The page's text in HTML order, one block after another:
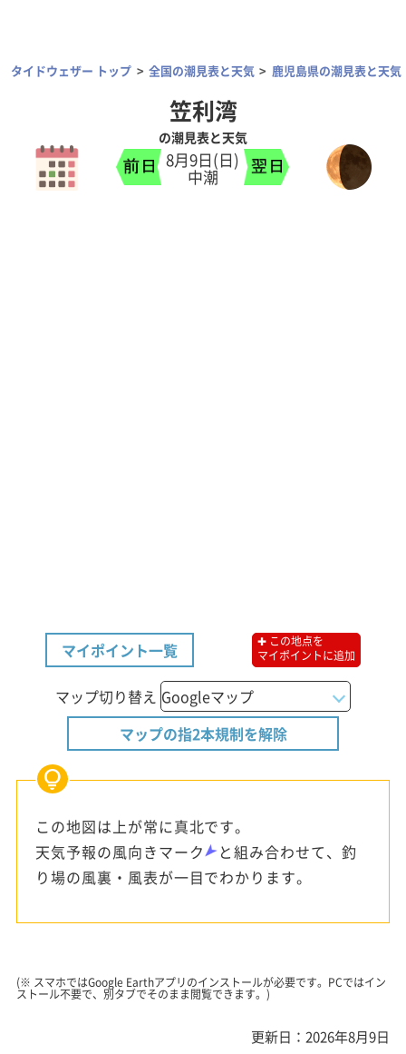
タイドウェザー トップ 全国の潮見表と天気 鹿児島県の潮見表と天気
笠利湾
の潮見表と天気
8月9日(日)
中潮
マイポイント一覧
✚ この地点を
マイポイントに追加
マップ切り替え
マップの指2本規制を解除
この地図は上が常に真北です。
天気予報の風向きマーク
と組み合わせて、釣
り場の風裏・風表が一目でわかります。
(※ スマホではGoogle Earthアプリのインストールが必要です。PCではイン
ストール不要で、別タブでそのまま閲覧できます。)
更新日：2026年8月9日